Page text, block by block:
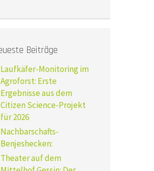
Beiträge
Laufkäfer-Monitoring im
Agroforst: Erste
Ergebnisse aus dem
Citizen Science-Projekt
für 2026
Nachbarschafts-
Benjeshecken:
Theater auf dem